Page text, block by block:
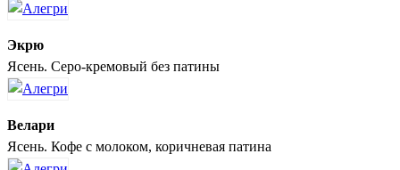
Экрю
Ясень. Серо-кремовый без патины
Велари
Ясень. Кофе с молоком, коричневая патина